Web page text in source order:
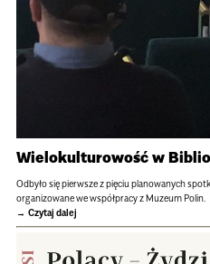
Wielokulturowość w
Odbyło się pierwsze z pięciu planowanych
organizowane we współpracy z Muzeum Polin.
Czytaj dalej